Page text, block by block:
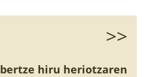
>>
hiru heriotzaren